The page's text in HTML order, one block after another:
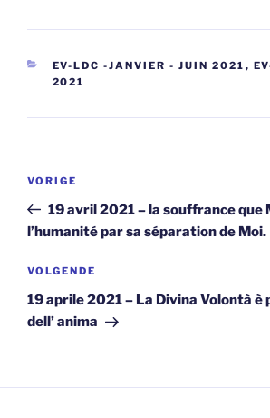
CATEGORIEËN
EV-LDC -JANVIER - JUIN 2021 ,
2021
Vorig
bericht
VORIGE
19 avril 2021 – la souffrance que
l’humanité par sa séparation de Moi.
Volgend
bericht
VOLGENDE
19 aprile 2021 – La Divina Volontà
dell’ anima